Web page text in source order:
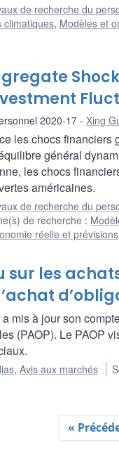
de recherche du
climatiques, Modèles et
2020-17 Xing
les chocs
général
les chocs
américaines.
de recherche du
de recherche :
réelle et prévisions
sur les
mis à jour son
(PAOP). Le PAOP
, Avis aux marchés
«